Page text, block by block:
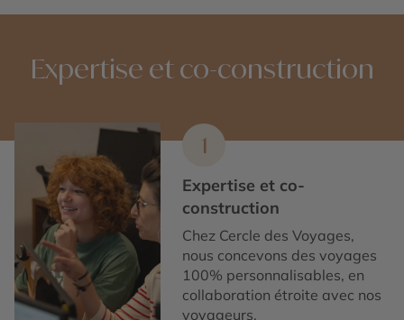
Expertise et co-construction
1
Expertise et co-
construction
Chez Cercle des Voyages,
nous concevons des voyages
100% personnalisables, en
collaboration étroite avec nos
voyageurs.